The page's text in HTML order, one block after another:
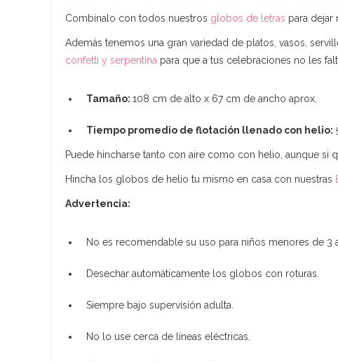
Combínalo con todos nuestros globos de letras para dejar
Además tenemos una gran variedad de platos, vasos,
confetti y serpentina para que a tus celebraciones no les
Tamaño: 108 cm de alto x 67 cm de ancho aprox.
Tiempo promedio de flotación llenado con helio:
Puede hincharse tanto con aire como con helio, aunque si
Hincha los globos de helio tu mismo en casa con nuestras
Advertencia:
No es recomendable su uso para niños menores de 3
Desechar automáticamente los globos con roturas.
Siempre bajo supervisión adulta.
No lo use cerca de líneas eléctricas.